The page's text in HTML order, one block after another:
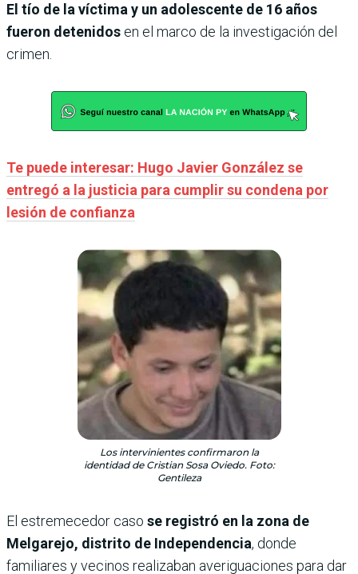
El tío de la víctima y un adolescente de 16 años
fueron detenidos en el marco de la investigación del
crimen.
Te puede interesar: Hugo Javier González se
entregó a la justicia para cumplir su condena por
lesión de confianza
Los intervinientes confirmaron la
identidad de Cristian Sosa Oviedo. Foto:
Gentileza
El estremecedor caso se registró en la zona de
Melgarejo, distrito de Independencia, donde
familiares y vecinos realizaban averiguaciones para dar